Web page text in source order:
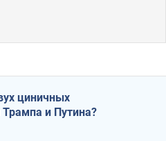
циничных
и Путина?